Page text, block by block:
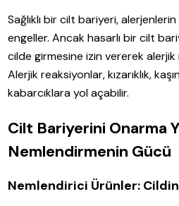
Sağlıklı bir cilt bariyeri,
engeller. Ancak hasarlı bir cilt
cilde girmesine izin vererek
Alerjik reaksiyonlar, kızarıklık,
kabarcıklara yol açabilir.
Cilt Bariyerini Onarma
Nemlendirmenin Gücü
Nemlendirici Ürünler: